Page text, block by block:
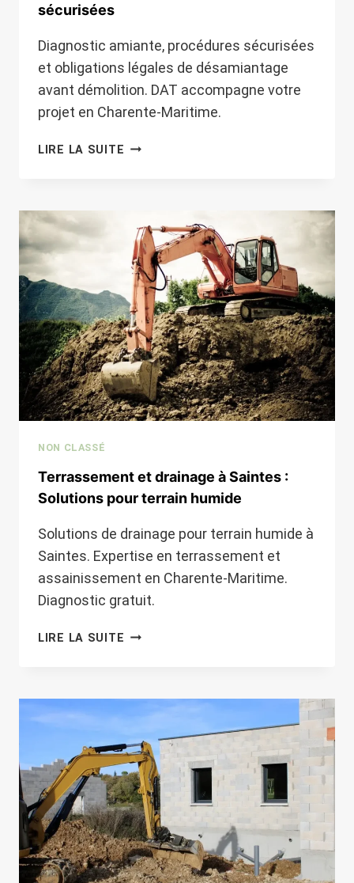
sécurisées
Diagnostic amiante, procédures sécurisées
et obligations légales de désamiantage
avant démolition. DAT accompagne votre
projet en Charente-Maritime.
LIRE LA SUITE DÉSAMIANTAGE
CADRE
LÉGAL
STRICT
ET
DES
PROCÉDURES
SÉCURISÉES
NON CLASSÉ
Terrassement et drainage à Saintes :
Solutions pour terrain humide
Solutions de drainage pour terrain humide à
Saintes. Expertise en terrassement et
assainissement en Charente-Maritime.
Diagnostic gratuit.
LIRE LA SUITE TERRASSEMENT
SAINTES
SOLUTIONS
POUR
TERRAIN
HUMIDE